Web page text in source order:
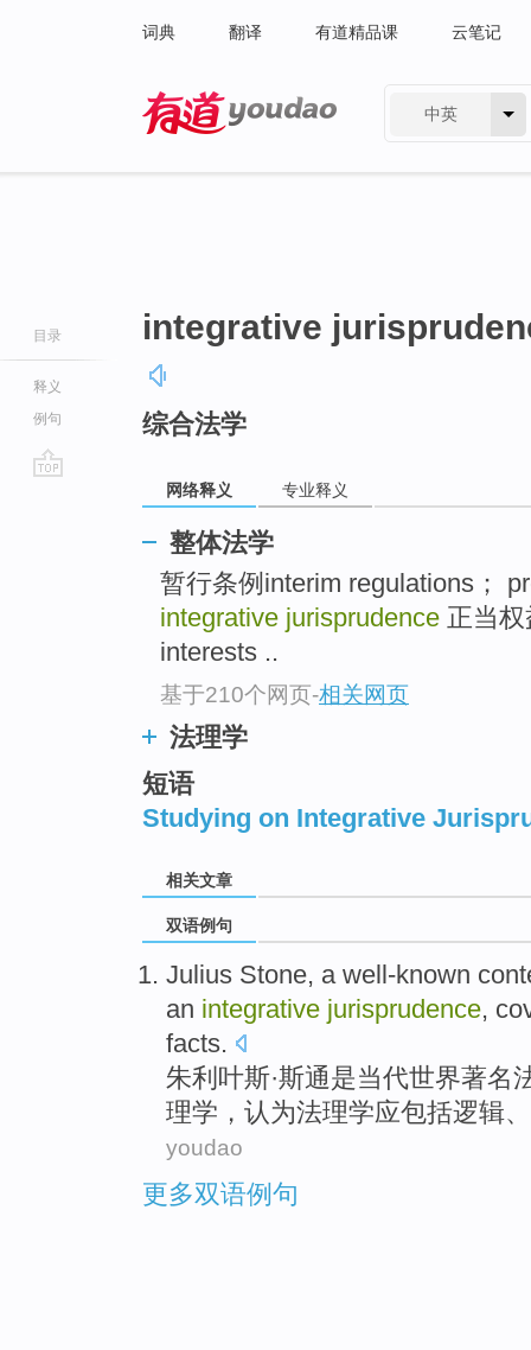
词典 翻译 有道精品课 云笔记
中英
目录
释义
例句
integrative
综合法学
网络释义 专业释义
整体法学
暂行条例interim regulations；
integrative jurisprudence 正当
interests ..
基于210个网页-相关网页
法理学
短语
Studying on Integrative
相关文章
双语例句
Julius Stone, a well-known
an integrative jurisprudence,
facts.
朱利叶斯·斯通是当代世界著名
理学 ，认为法理学应包括逻辑、
youdao
更多双语例句